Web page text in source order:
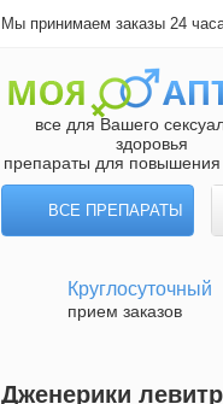
Мы принимаем заказы 24
все для Вашего
здоровья
препараты для повышения
ВСЕ ПРЕПАРАТЫ
Круглосуточный
прием заказов
Дженерики